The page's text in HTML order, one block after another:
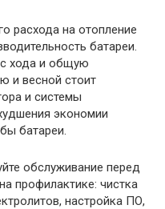
расхода на отопление
батареи.
хода и общую
и весной стоит
и системы
экономии
батареи.
обслуживание перед
профилактике: чистка
настройка ПО,